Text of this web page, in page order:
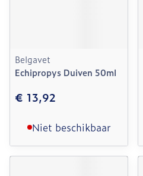
Belgavet
Echipropys Duiven 50ml
€ 13,92
Niet beschikbaar